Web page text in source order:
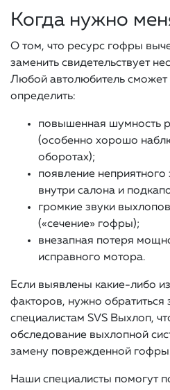
Когда нужно
О том, что ресурс гофры
заменить свидетельствует
Любой автолюбитель сможет
определить:
повышенная шумность
(особенно хорошо
оборотах);
появление
внутри салона и
громкие звуки
(«сечение» гофры);
внезапная потеря
исправного мотора.
Если выявлены какие-либо
факторов, нужно
специалистам SVS Выхлоп,
обследование выхлопной
замену поврежденной
Наши специалисты помогут